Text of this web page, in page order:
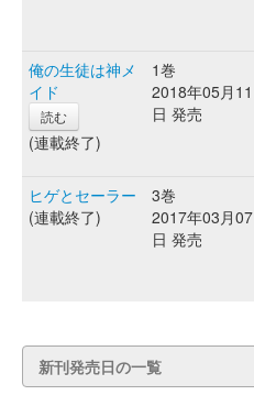
俺の生徒は神メ
イド
読む
(連載終了)
1巻
2018年05月11
日 発売
ヒゲとセーラー
(連載終了)
3巻
2017年03月07
日 発売
新刊発売日の一覧